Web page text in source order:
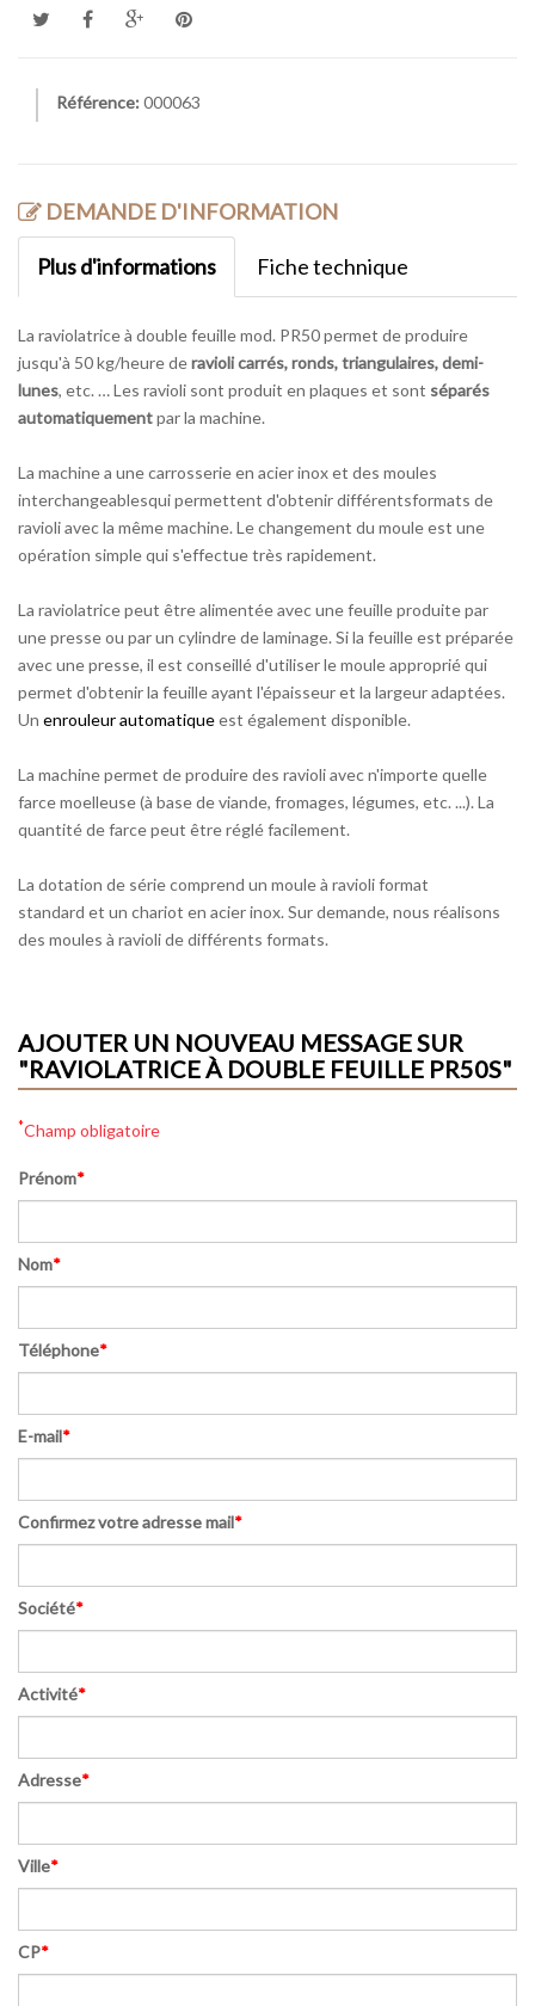
Référence: 000063
DEMANDE D'INFORMATION
Plus d'informations Fiche technique
La raviolatrice à double feuille mod. PR50 permet de produire
jusqu'à 50 kg/heure deravioli carrés, ronds, triangulaires, demi-
lunes, etc. … Les ravioli sont produit en plaques et sont séparés
automatiquementpar la machine.
La machine a une carrosserie en acier inox et des moules
interchangeablesqui permettent d'obtenir différentsformats de
ravioli avec la même machine. Le changement du moule est une
opération simple qui s'effectue très rapidement.
La raviolatrice peut être alimentée avec une feuille produite par
une presse ou par un cylindre de laminage. Si la feuille est préparée
avec une presse, il est conseillé d'utiliser le moule approprié qui
permet d'obtenir la feuille ayant l'épaisseur et la largeur adaptées.
Un enrouleur automatiqueest également disponible.
La machine permet de produire des ravioli avec n'importe quelle
farce moelleuse (à base de viande, fromages, légumes, etc. ...). La
quantité de farce peut être réglé facilement.
La dotation de série comprend un moule à ravioli format
standard et un chariot en acier inox. Sur demande, nous réalisons
des moules à ravioli de différents formats.
AJOUTER UN NOUVEAU MESSAGE SUR
"RAVIOLATRICE À DOUBLE FEUILLE PR50S"
*Champ obligatoire
Prénom*
Nom*
Téléphone*
E-mail*
Confirmez votre adresse mail*
Société*
Activité*
Adresse*
Ville*
CP*